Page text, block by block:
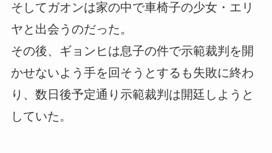
そしてガオンは家の中で車椅子の少女・エリ
ヤと出会うのだった。
その後、ギョンヒは息子の件で示範裁判を開
かせないよう手を回そうとするも失敗に終わ
り、数日後予定通り示範裁判は開廷しようと
していた。